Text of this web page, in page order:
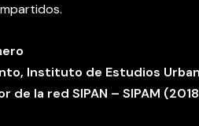
Instituto de Estudios
de la red SIPAN – SIPAM